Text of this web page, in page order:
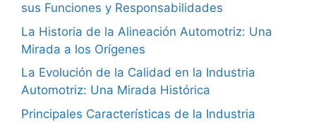
sus Funciones y Responsabilidades
La Historia de la Alineación Automotriz: Una
Mirada a los Orígenes
La Evolución de la Calidad en la Industria
Automotriz: Una Mirada Histórica
Principales Características de la Industria